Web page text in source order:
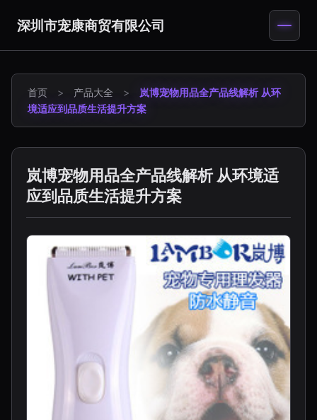
深圳市宠康商贸有限公司
首页 > 产品大全 >
岚博宠物用品全产品线解析 从环
境适应到品质生活提升方案
岚博宠物用品全产品线解析 从环境适
应到品质生活提升方案